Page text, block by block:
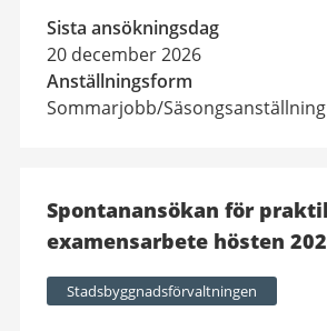
Sista ansökningsdag
20 december 2026
Anställningsform
Sommarjobb/Säsongsanställning
Spontanansökan för
examensarbete hösten
Stadsbyggnadsförvaltningen